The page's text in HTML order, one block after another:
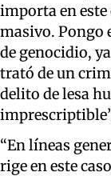
importa en este
masivo. Pongo
de genocidio,
trató de un
delito de lesa
“En líneas
rige en este